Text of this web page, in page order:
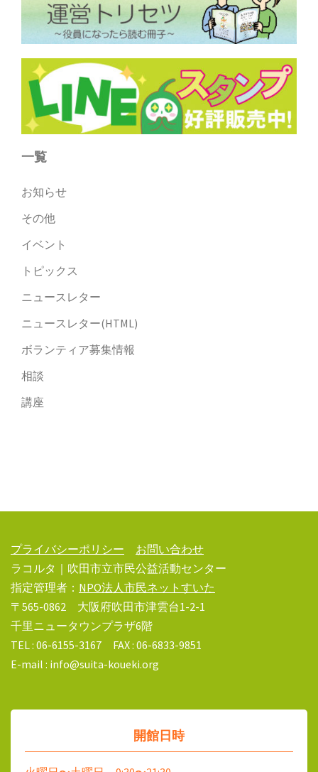
一覧
お知らせ
その他
イベント
トピックス
ニュースレター
ニュースレター(HTML)
ボランティア募集情報
相談
講座
プライバシーポリシー
お問い合わせ
ラコルタ｜吹田市立市民公益活動センター
指定管理者： NPO法人市民ネットすいた
〒565-0862 大阪府吹田市津雲台1-2-1
千里ニュータウンプラザ6階
TEL : 06-6155-3167 FAX : 06-6833-9851
E-mail : info@suita-koueki.org
開館日時